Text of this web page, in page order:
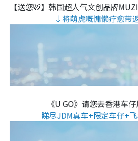
【送您🐯】韩国超人气文创品牌
↓将萌虎嘅慵懒疗愈带
《U GO》请您去香港车仔
睇尽JDM真车+限定车仔+